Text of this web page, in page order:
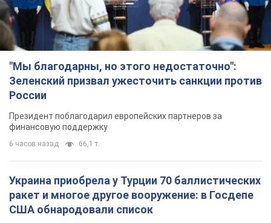
"Мы благодарны, но этого недостаточно":
Зеленский призвал ужесточить санкции против
России
Президент поблагодарил европейских партнеров за
финансовую поддержку
6 часов назад 66,1 т.
Украина приобрела у Турции 70 баллистических
ракет и многое другое вооружение: в Госдепе
США обнародовали список